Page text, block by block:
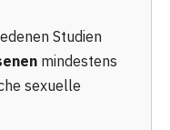
Studien
mindestens
sexuelle